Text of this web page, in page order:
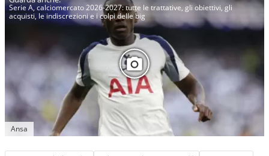
Serie A, calciomercato 2026-2027: tutte le trattative, gli obiettivi, gli
acquisti, le indiscrezioni e i colpi delle big
Ansa